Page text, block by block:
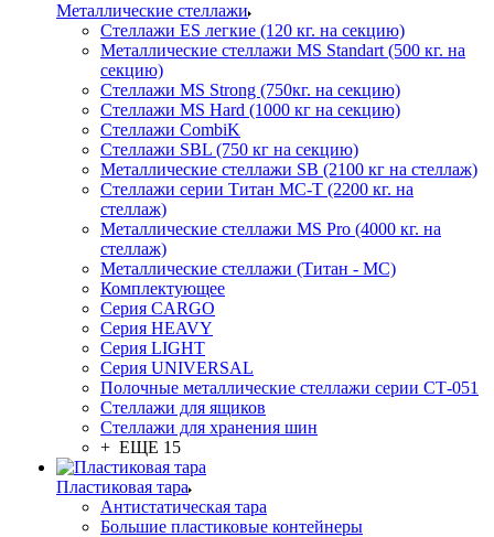
Металлические стеллажи
Стеллажи ES легкие (120 кг. на секцию)
Металлические стеллажи MS Standart (500 кг. на
секцию)
Стеллажи MS Strong (750кг. на секцию)
Стеллажи MS Hard (1000 кг на секцию)
Стеллажи CombiK
Стеллажи SBL (750 кг на секцию)
Металлические стеллажи SB (2100 кг на стеллаж)
Стеллажи серии Титан МС-Т (2200 кг. на
стеллаж)
Металлические стеллажи MS Pro (4000 кг. на
стеллаж)
Металлические стеллажи (Титан - МС)
Комплектующее
Серия CARGO
Серия HEAVY
Серия LIGHT
Серия UNIVERSAL
Полочные металлические стеллажи серии СТ-051
Стеллажи для ящиков
Стеллажи для хранения шин
+ ЕЩЕ 15
Пластиковая тара
Антистатическая тара
Большие пластиковые контейнеры